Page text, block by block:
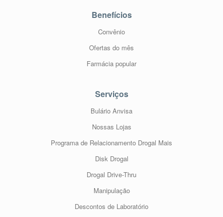
Benefícios
Convênio
Ofertas do mês
Farmácia popular
Serviços
Bulário Anvisa
Nossas Lojas
Programa de Relacionamento Drogal Mais
Disk Drogal
Drogal Drive-Thru
Manipulação
Descontos de Laboratório